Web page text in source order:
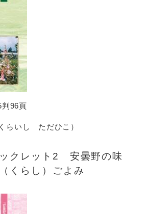
96頁
いし ただひこ）
クレット2 安曇野の味
くらし）ごよみ